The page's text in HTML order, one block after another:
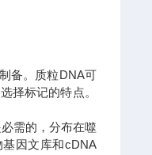
备。质粒DNA可
择标记的特点。
需的，分布在噬
因文库和cDNA